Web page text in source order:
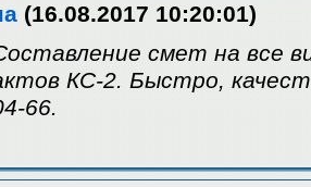
(16.08.2017 10:20:01)
смет на все
КС-2. Быстро,
66.